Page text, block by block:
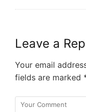
Leave a
Your email
fields are marked